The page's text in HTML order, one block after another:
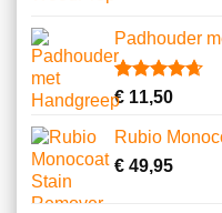
Padhouder
Gewaardeerd
4.67
gebaseerd
op
6
€11,50
Rubio
€49,95